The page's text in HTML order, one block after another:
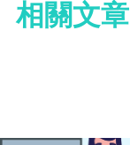
相關文章